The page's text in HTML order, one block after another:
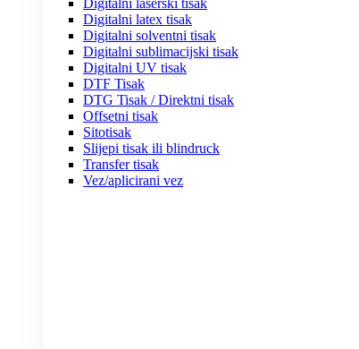
Digitalni laserski tisak
Digitalni latex tisak
Digitalni solventni tisak
Digitalni sublimacijski tisak
Digitalni UV tisak
DTF Tisak
DTG Tisak / Direktni tisak
Offsetni tisak
Sitotisak
Slijepi tisak ili blindruck
Transfer tisak
Vez/aplicirani vez